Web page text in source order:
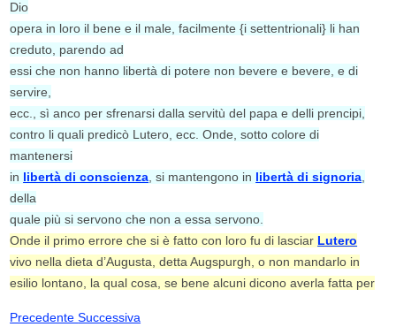
Dio
opera in loro il bene e il male, facilmente {i settentrionali} li han
creduto, parendo ad
essi che non hanno libertà di potere non bevere e bevere, e di
servire,
ecc., sì anco per sfrenarsi dalla servitù del papa e delli prencipi,
contro li quali predicò Lutero, ecc. Onde, sotto colore di
mantenersi
in libertà di conscienza, si mantengono in libertà di signoria,
della
quale più si servono che non a essa servono.
Onde il primo errore che si è fatto con loro fu di lasciar Lutero
vivo nella dieta d’Augusta, detta Augspurgh, o non mandarlo in
esilio lontano, la qual cosa, se bene alcuni dicono averla fatta per
PrecedenteSuccessiva